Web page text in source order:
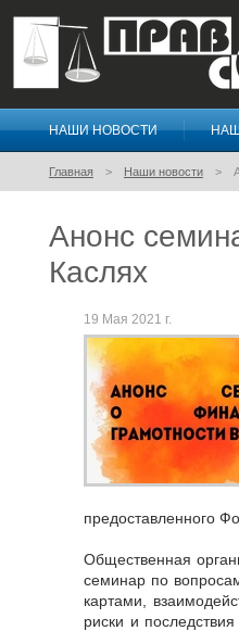
Правосознание
НАШИ НОВОСТИ
Главная Наши новости
Анонс
Каслях
19 Мая 2021 г.
предоставленного
Общественная
семинар по
картами,
риски и